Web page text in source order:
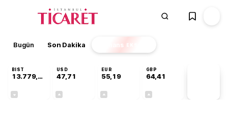
Bugün Son Dakika Finans EKSTRA
BIST
13.779,39
USD
47,71
EUR
55,19
GBP
64,41